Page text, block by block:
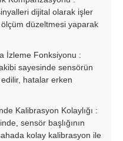
dijital olarak işler
düzeltmesi yaparak
İzleme Fonksiyonu :
sayesinde sensörün
hatalar erken
Kalibrasyon Kolaylığı :
sensör başlığının
kolay kalibrasyon ile